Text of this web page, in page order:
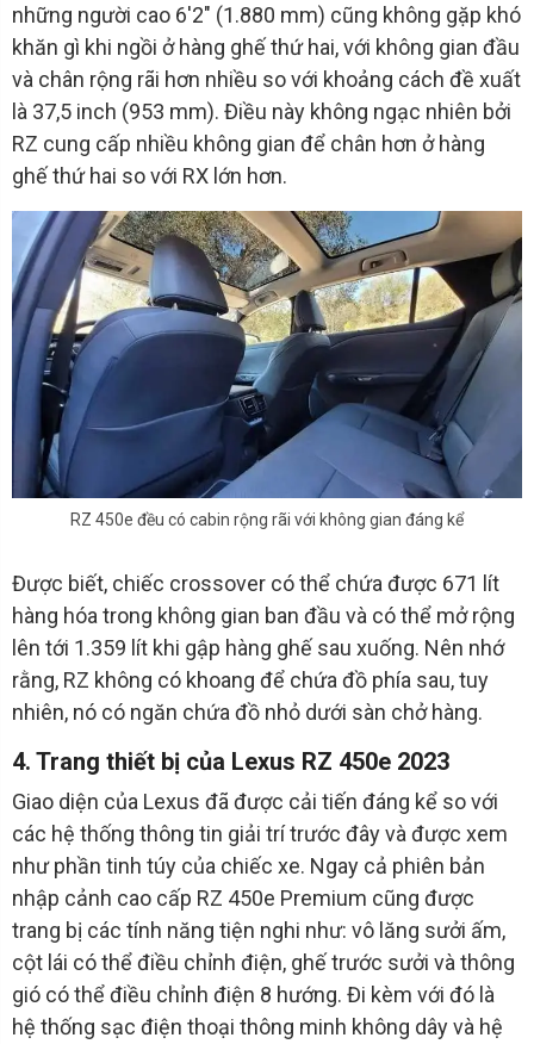
những người cao 6'2" (1.880 mm) cũng không gặp khó
khăn gì khi ngồi ở hàng ghế thứ hai, với không gian đầu
và chân rộng rãi hơn nhiều so với khoảng cách đề xuất
là 37,5 inch (953 mm). Điều này không ngạc nhiên bởi
RZ cung cấp nhiều không gian để chân hơn ở hàng
ghế thứ hai so với RX lớn hơn.
RZ 450e đều có cabin rộng rãi với không gian đáng kể
Được biết, chiếc crossover có thể chứa được 671 lít
hàng hóa trong không gian ban đầu và có thể mở rộng
lên tới 1.359 lít khi gập hàng ghế sau xuống. Nên nhớ
rằng, RZ không có khoang để chứa đồ phía sau, tuy
nhiên, nó có ngăn chứa đồ nhỏ dưới sàn chở hàng.
4. Trang thiết bị của Lexus RZ 450e 2023
Giao diện của Lexus đã được cải tiến đáng kể so với
các hệ thống thông tin giải trí trước đây và được xem
như phần tinh túy của chiếc xe. Ngay cả phiên bản
nhập cảnh cao cấp RZ 450e Premium cũng được
trang bị các tính năng tiện nghi như: vô lăng sưởi ấm,
cột lái có thể điều chỉnh điện, ghế trước sưởi và thông
gió có thể điều chỉnh điện 8 hướng. Đi kèm với đó là
hệ thống sạc điện thoại thông minh không dây và hệ